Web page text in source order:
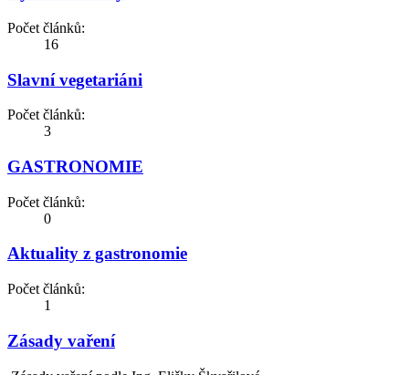
Počet článků:
16
Slavní vegetariáni
Počet článků:
3
GASTRONOMIE
Počet článků:
0
Aktuality z gastronomie
Počet článků:
1
Zásady vaření